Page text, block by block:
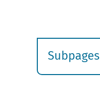
Subpages